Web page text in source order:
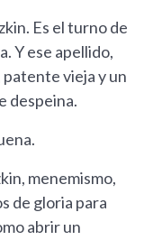
Es el turno de
Y ese apellido,
vieja y un
despeina.
menemismo,
de gloria para
abrir un